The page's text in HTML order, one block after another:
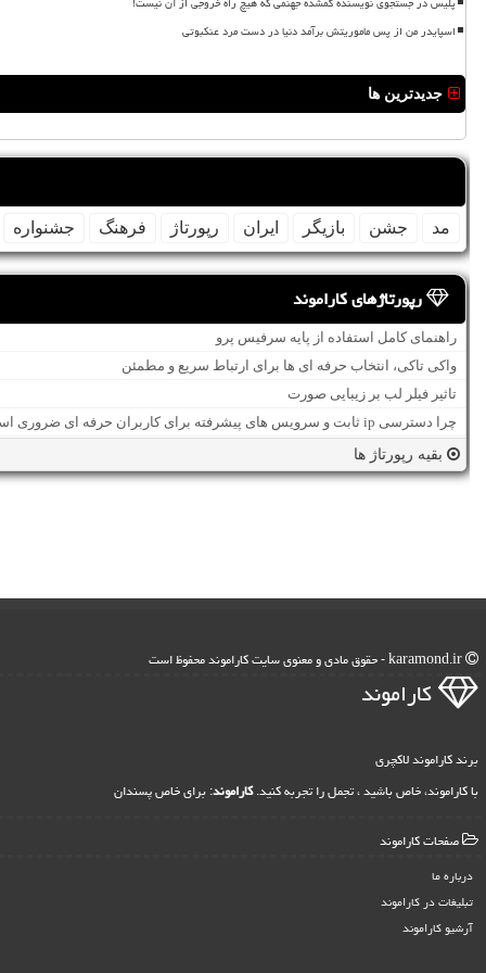
اسپایدر من از پس ماموریتش برآمد دنیا در دست مرد عنکبوتی
جدیدترین ها
مد جشن بازیگر ایران رپورتاژ فرهنگ جشنواره
رپورتاژهای کاراموند
راهنمای کامل استفاده از پایه سرفیس پرو
واکی تاکی، انتخاب حرفه ای ها برای ارتباط سریع و مطمئن
تاثیر فیلر لب بر زیبایی صورت
چرا دسترسی ip ثابت و سرویس های پیشرفته برای کاربران حرفه ای ضروری است؟
بقیه رپورتاژ ها
كاراموند
برند کاراموند لاکچری
با کاراموند، خاص باشید ، تجمل را تجربه کنید.کاراموند: برای خاص پسندان
صفحات كاراموند
درباره ما
تبلیغات در كاراموند
آرشیو كاراموند